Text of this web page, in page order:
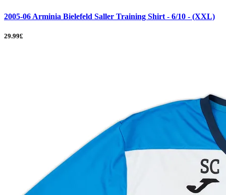
2005-06 Arminia Bielefeld Saller Training Shirt - 6/10 - (XXL)
29.99£